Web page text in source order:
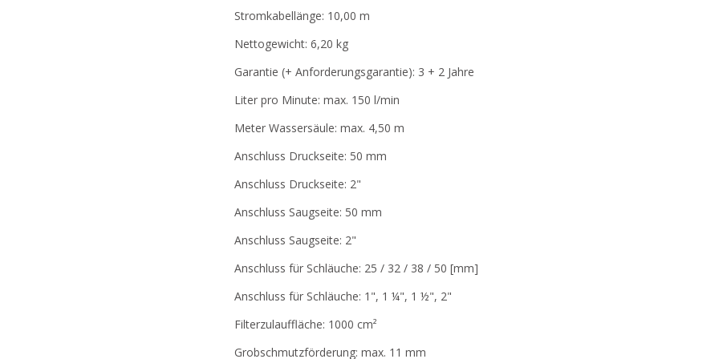
Stromkabellänge: 10,00 m
Nettogewicht: 6,20 kg
Garantie (+ Anforderungsgarantie): 3 + 2 Jahre
Liter pro Minute: max. 150 l/min
Meter Wassersäule: max. 4,50 m
Anschluss Druckseite: 50 mm
Anschluss Druckseite: 2"
Anschluss Saugseite: 50 mm
Anschluss Saugseite: 2"
Anschluss für Schläuche: 25 / 32 / 38 / 50 [mm]
Anschluss für Schläuche: 1", 1 ¼", 1 ½", 2"
Filterzulauffläche: 1000 cm²
Grobschmutzförderung: max. 11 mm